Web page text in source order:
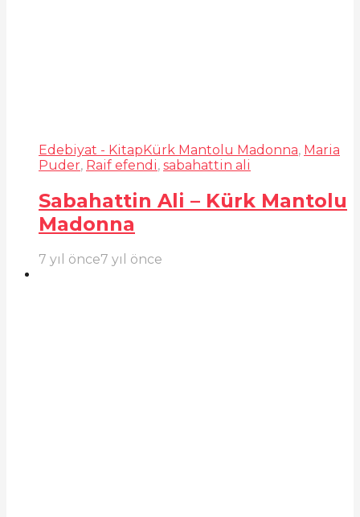
Edebiyat - KitapKürk Mantolu Madonna, Maria
Puder, Raif efendi, sabahattin ali
Sabahattin Ali – Kürk Mantolu
Madonna
7 yıl önce7 yıl önce